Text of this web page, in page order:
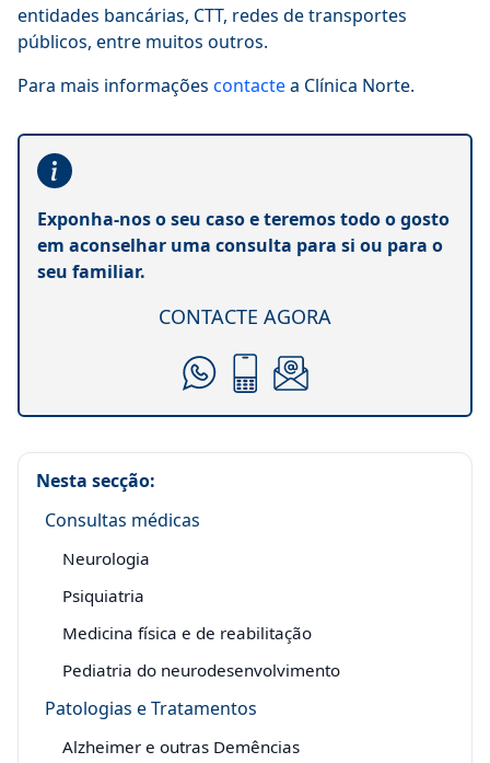
entidades bancárias, CTT, redes de transportes
públicos, entre muitos outros.
Para mais informações contactea Clínica Norte.
Exponha-nos o seu caso e teremos todo o gosto
em aconselhar uma consulta para si ou para o
seu familiar.
CONTACTE AGORA
Nesta secção:
Consultas médicas
Neurologia
Psiquiatria
Medicina física e de reabilitação
Pediatria do neurodesenvolvimento
Patologias e Tratamentos
Alzheimer e outras Demências